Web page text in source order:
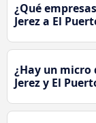
¿Qué
Jerez a El
¿Hay un
Jerez y El